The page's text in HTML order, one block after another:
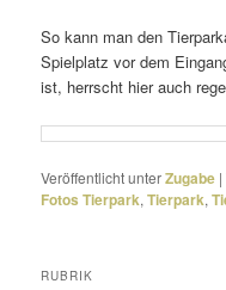
So kann man den
Spielplatz vor dem
ist, herrscht hier auch
Veröffentlicht unterZugabe |
Fotos Tierpark,Tierpark,
RUBRIK